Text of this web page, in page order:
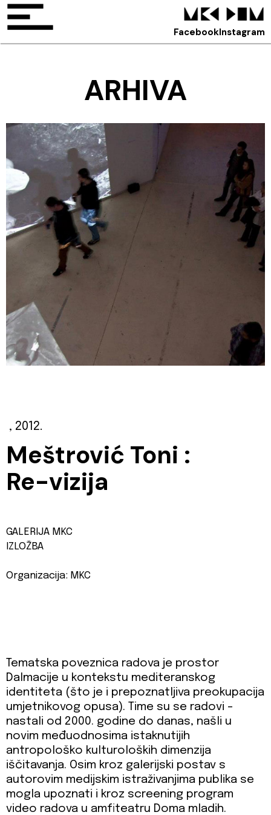
FacebookInstagram
ARHIVA
, 2012.
Meštrović Toni :
Re-vizija
GALERIJA MKC
IZLOŽBA
Organizacija: MKC
Tematska poveznica radova je prostor
Dalmacije u kontekstu mediteranskog
identiteta (što je i prepoznatljiva preokupacija
umjetnikovog opusa). Time su se radovi -
nastali od 2000. godine do danas, našli u
novim međuodnosima istaknutijih
antropološko kulturoloških dimenzija
iščitavanja. Osim kroz galerijski postav s
autorovim medijskim istraživanjima publika se
mogla upoznati i kroz screening program
video radova u amfiteatru Doma mladih.